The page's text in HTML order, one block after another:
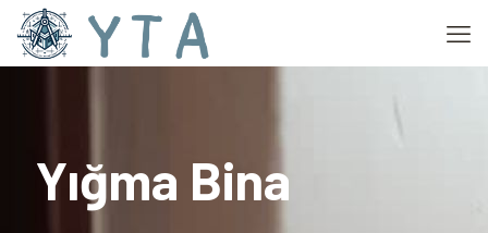
Yığma Bina